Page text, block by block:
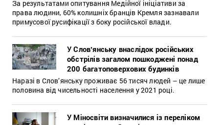
За результатами опитування Медійної ініціативи за
права людини, 60% колишніх бранців Кремля зазнавали
примусової русифікації з боку російської влади.
У Словʼянську внаслідок російських
обстрілів загалом пошкоджені понад
200 багатоповерхових будинків
Наразі в Слов’янську проживає 56 тисяч людей – це лише
половина від чисельності населення у 2021 році.
У Міносвіти визначилися із переліком